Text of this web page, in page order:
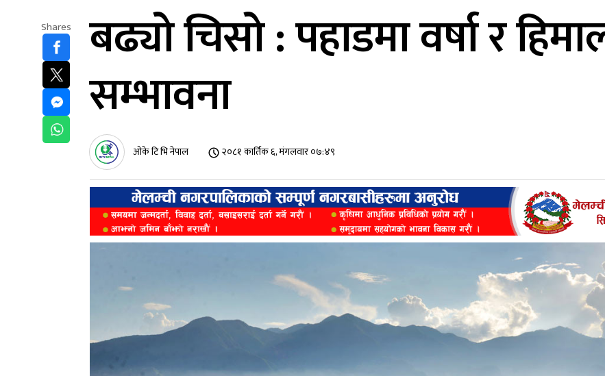
Shares बढ्यो चिसो : पहाडमा वर्षा र
सम्भावना
ओके टि भि नेपाल २०८१ कार्तिक ६, मंगलवार ०७:४९